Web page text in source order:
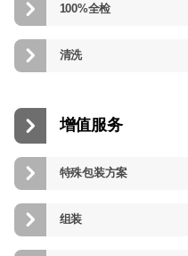
100%全检
清洗
增值服务
特殊包装方案
组装